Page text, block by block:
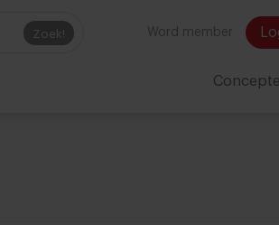
Zoek! Word member